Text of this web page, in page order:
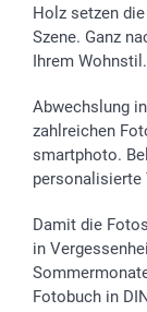
Geschenk-
Investor
B2B
Widerrufsrecht
Hochzeit
Geburtstag
Geburt
Zu allen
Anmelden /
Sitemap
Status der
smartfriends
smartgarantie
smartbonus
Holz setzen
Szene. Ganz
Ihrem Wohnstil.
Abwechslung
zahlreichen
smartphoto.
personalisierte
Damit die
in
Fotobuch in